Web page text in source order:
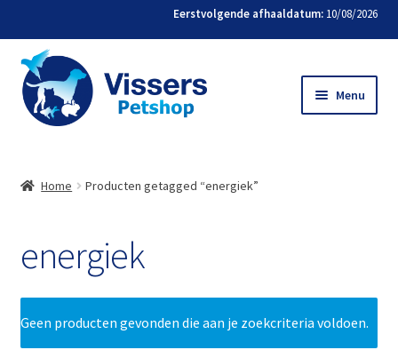
Eerstvolgende afhaaldatum: 10/08/2026
Menu
Bestellen
Home Producten getagged “energiek”
energiek
Geen producten gevonden die aan je zoekcriteria voldoen.